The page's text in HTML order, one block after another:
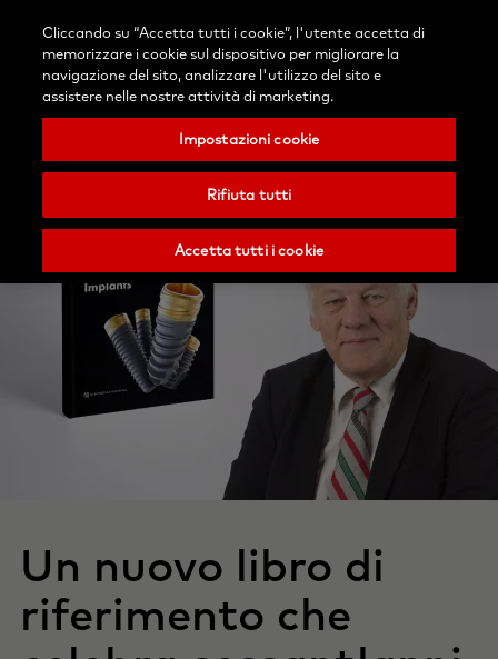
Accedi Blog Contattaci
Seleziona
il
paese
Nobel
Biocare
Ricerca Menu
Un nuovo libro di
riferimento che
Cliccando su “Accetta tutti i cookie”, l'utente accetta di
memorizzare i cookie sul dispositivo per migliorare la
navigazione del sito, analizzare l'utilizzo del sito e
assistere nelle nostre attività di marketing.
Impostazioni cookie
Rifiuta tutti
Accetta tutti i cookie